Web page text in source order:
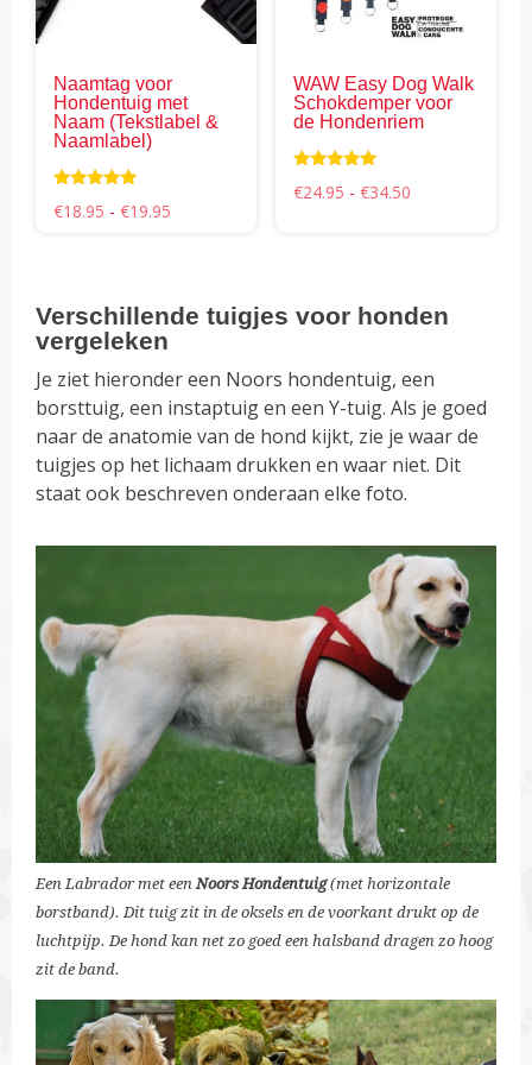
Naamtag voor
Hondentuig met
Naam (Tekstlabel &
Naamlabel)
4.98
€18.95 - €19.95
optie
kan
worden
WAW Easy Dog Walk
Schokdemper voor
de Hondenriem
4.80
€24.95 - €34.50Prijsklasse:
Verschillende tuigjes voor honden
vergeleken
Je ziet hieronder een Noors hondentuig, een
borsttuig, een instaptuig en een Y-tuig. Als je goed
naar de anatomie van de hond kijkt, zie je waar de
tuigjes op het lichaam drukken en waar niet. Dit
staat ook beschreven onderaan elke foto.
Een Labrador met eenNoors Hondentuig(met horizontale
borstband). Dit tuig zit in de oksels en de voorkant drukt op de
luchtpijp. De hond kan net zo goed een halsband dragen zo hoog
zit de band.